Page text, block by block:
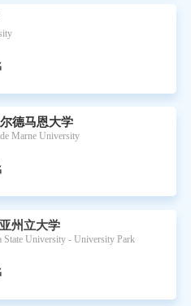
德马恩大学
Marne University
州立大学
State University - University Park